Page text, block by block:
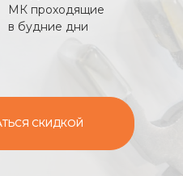
СКИДКОЙ
МК проходящие
в будние дни